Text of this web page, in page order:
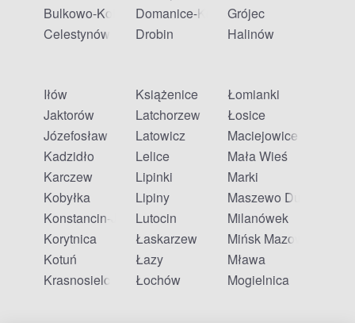
Bulkowo-Kolonia
Celestynów
Domanice-Kolonia
Drobin
Grójec
Halinów
Iłów
Jaktorów
Józefosław
Kadzidło
Karczew
Kobyłka
Konstancin-Jeziorna
Korytnica
Kotuń
Krasnosielc
Książenice
Latchorzew
Latowicz
Lelice
Lipinki
Lipiny
Lutocin
Łaskarzew
Łazy
Łochów
Łomianki
Łosice
Maciejowice
Mała Wieś
Marki
Maszewo Duże
Milanówek
Mińsk Mazowiecki
Mława
Mogielnica